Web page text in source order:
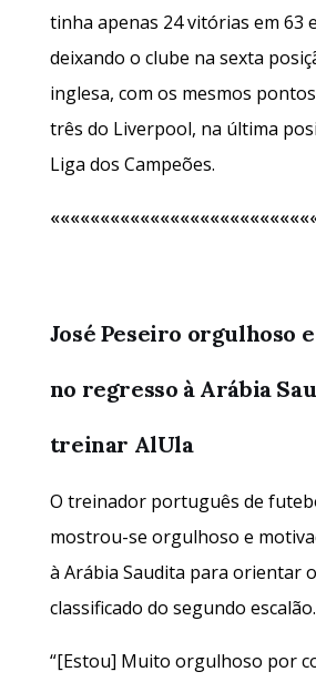
tinha apenas 24 vitórias em 63
deixando o clube na sexta
inglesa, com os mesmos
três do Liverpool, na última
Liga dos Campeões.
José Peseiro orgulhoso
no regresso à Arábia
treinar AlUla
O treinador português de
mostrou-se orgulhoso e
à Arábia Saudita para orientar
classificado do segundo escalão.
“[Estou] Muito orgulhoso por